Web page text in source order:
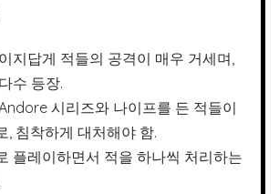
지답게 적들의 공격이 매우 거세며,
수 등장.
시리즈와 나이프를 든 적들이
, 침착하게 대처해야 함.
플레이하면서 적을 하나씩 처리하는